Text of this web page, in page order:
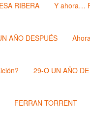
RIBERA Y ahora…
AÑO DESPUÉS
29-O UN AÑO
FERRAN TORRENT